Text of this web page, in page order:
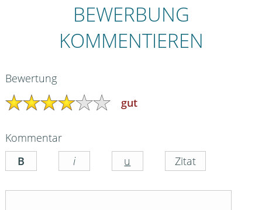
BEWERBUNG
KOMMENTIEREN
Bewertung
gut
Kommentar